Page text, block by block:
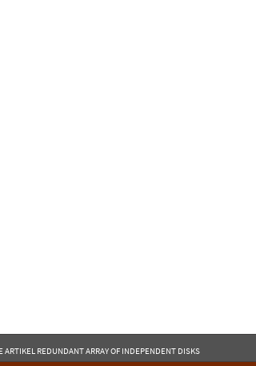
ARTIKEL REDUNDANT ARRAY OF INDEPENDENT DISKS